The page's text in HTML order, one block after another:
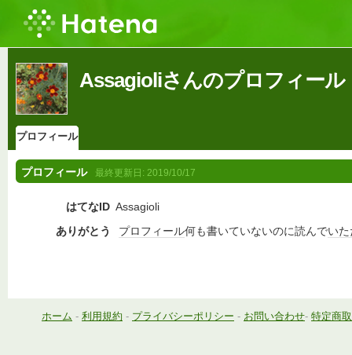
Assagioliさんのプロフィール
プロフィール
プロフィール 最終更新日: 2019/10/17
はてなID Assagioli
ありがとう
プロフィール何も書いていないのに読んでい
ホーム - 利用規約 - プライバシーポリシー - お問い合わせ- 特定商